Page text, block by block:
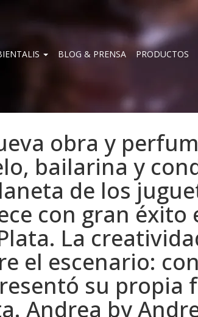
BLOG & PRENSA PRODUCTOS
obra y
bailarina y
de los
con gran éxito
La
el escenario:
su propia
Andrea by